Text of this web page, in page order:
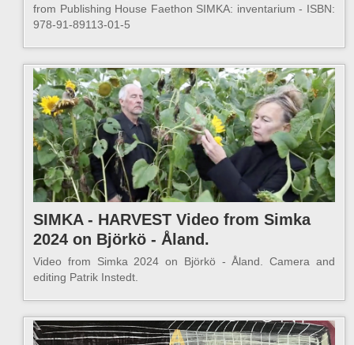
from Publishing House Faethon SIMKA: inventarium - ISBN:
978-91-89113-01-5
SIMKA - HARVEST Video from Simka
2024 on Björkö - Åland.
Video from Simka 2024 on Björkö - Åland. Camera and
editing Patrik Instedt.